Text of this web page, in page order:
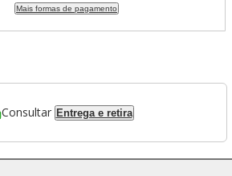
Mais formas de pagamento
Consultar Entrega e retira